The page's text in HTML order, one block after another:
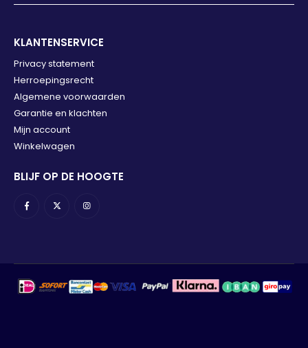
KLANTENSERVICE
Privacy statement
Herroepingsrecht
Algemene voorwaarden
Garantie en klachten
Mijn account
Winkelwagen
BLIJF OP DE HOOGTE